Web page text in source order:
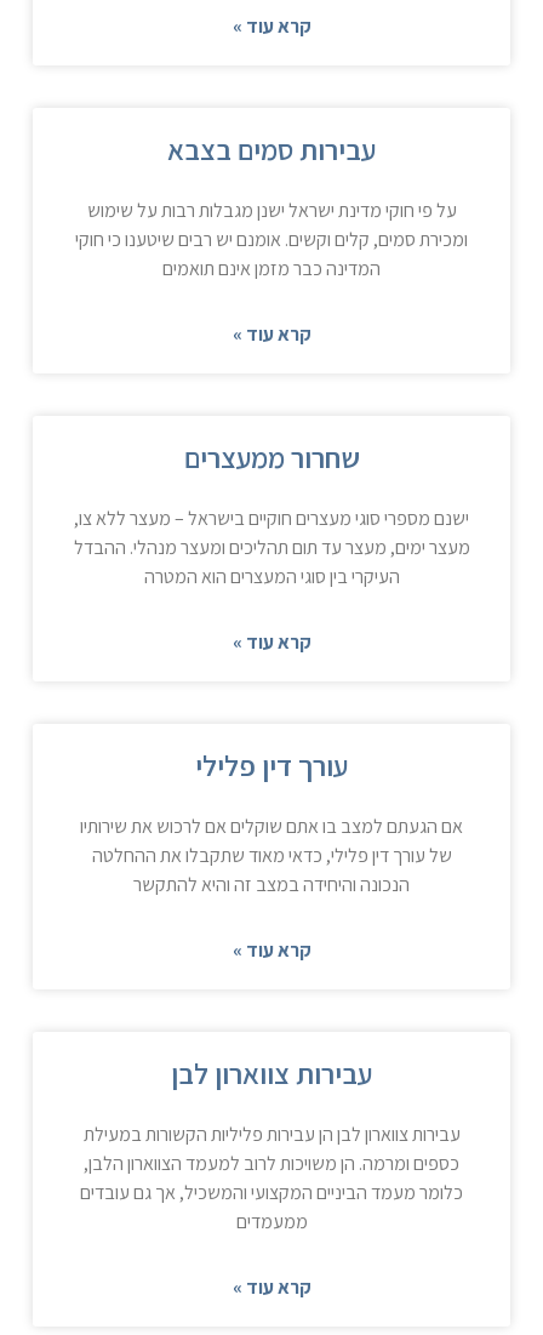
קרא עוד »
עבירות סמים בצבא
על פי חוקי מדינת ישראל ישנן מגבלות רבות על שימוש
ומכירת סמים, קלים וקשים. אומנם יש רבים שיטענו כי חוקי
המדינה כבר מזמן אינם תואמים
קרא עוד »
שחרור ממעצרים
ישנם מספרי סוגי מעצרים חוקיים בישראל – מעצר ללא צו,
מעצר ימים, מעצר עד תום תהליכים ומעצר מנהלי. ההבדל
העיקרי בין סוגי המעצרים הוא המטרה
קרא עוד »
עורך דין פלילי
אם הגעתם למצב בו אתם שוקלים אם לרכוש את שירותיו
של עורך דין פלילי, כדאי מאוד שתקבלו את ההחלטה
הנכונה והיחידה במצב זה והיא להתקשר
קרא עוד »
עבירות צווארון לבן
עבירות צווארון לבן הן עבירות פליליות הקשורות במעילת
כספים ומרמה. הן משויכות לרוב למעמד הצווארון הלבן,
כלומר מעמד הביניים המקצועי והמשכיל, אך גם עובדים
ממעמדים
קרא עוד »